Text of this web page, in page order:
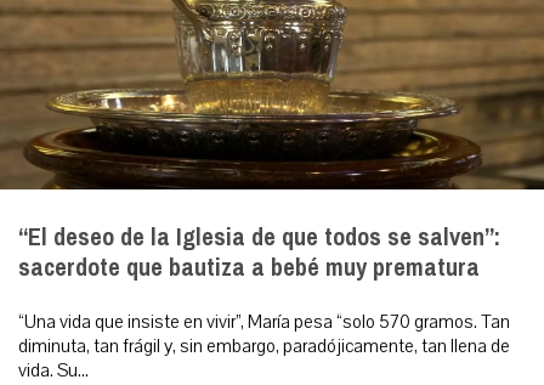
“El deseo de la Iglesia de que todos se salven”:
sacerdote que bautiza a bebé muy prematura
“Una vida que insiste en vivir”, María pesa “solo 570 gramos. Tan
diminuta, tan frágil y, sin embargo, paradójicamente, tan llena de
vida. Su...